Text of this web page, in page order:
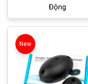
Động
New